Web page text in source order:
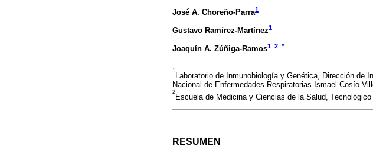
José A. Choreño-Parra1
Gustavo Ramírez-Martínez1
Joaquín A. Zúñiga-Ramos1 2 *
1
Laboratorio de Inmunobiología y Genética, Dirección de
Nacional de Enfermedades Respiratorias Ismael Cosío
2
Escuela de Medicina y Ciencias de la Salud,
RESUMEN